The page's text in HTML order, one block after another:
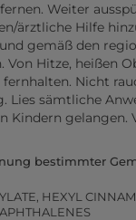
Weiter
ärztliche Hilfe
gemäß den
Von Hitze, heißen
Nicht
Lies sämtliche
Kindern gelangen.
bestimmter
HEXYL